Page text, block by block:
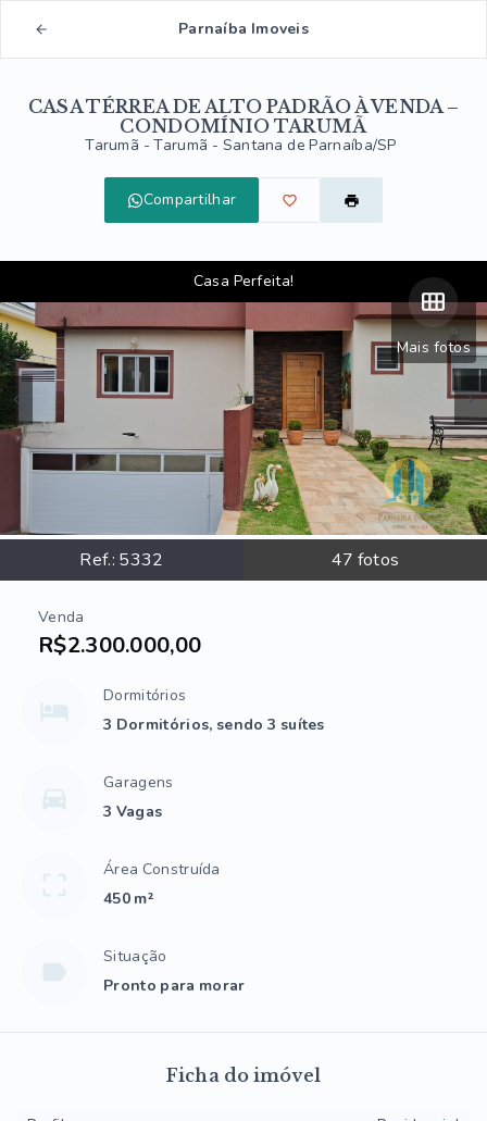
Parnaíba Imoveis
CASA TÉRREA DE ALTO PADRÃO À VENDA –
CONDOMÍNIO TARUMÃ
Tarumã -Tarumã - Santana de Parnaíba/SP
Compartilhar
Mais fotos
Ref.: 5332 47 fotos
Casa Perfeita!
Venda
R$2.300.000,00
Dormitórios
3 Dormitórios, sendo 3 suítes
Garagens
3 Vagas
Área Construída
450 m²
Situação
Pronto para morar
Ficha do imóvel